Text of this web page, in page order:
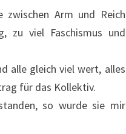
Arm und Reich
zu viel Faschismus und
alle gleich viel wert, alles
für das Kollektiv.
so wurde sie mir